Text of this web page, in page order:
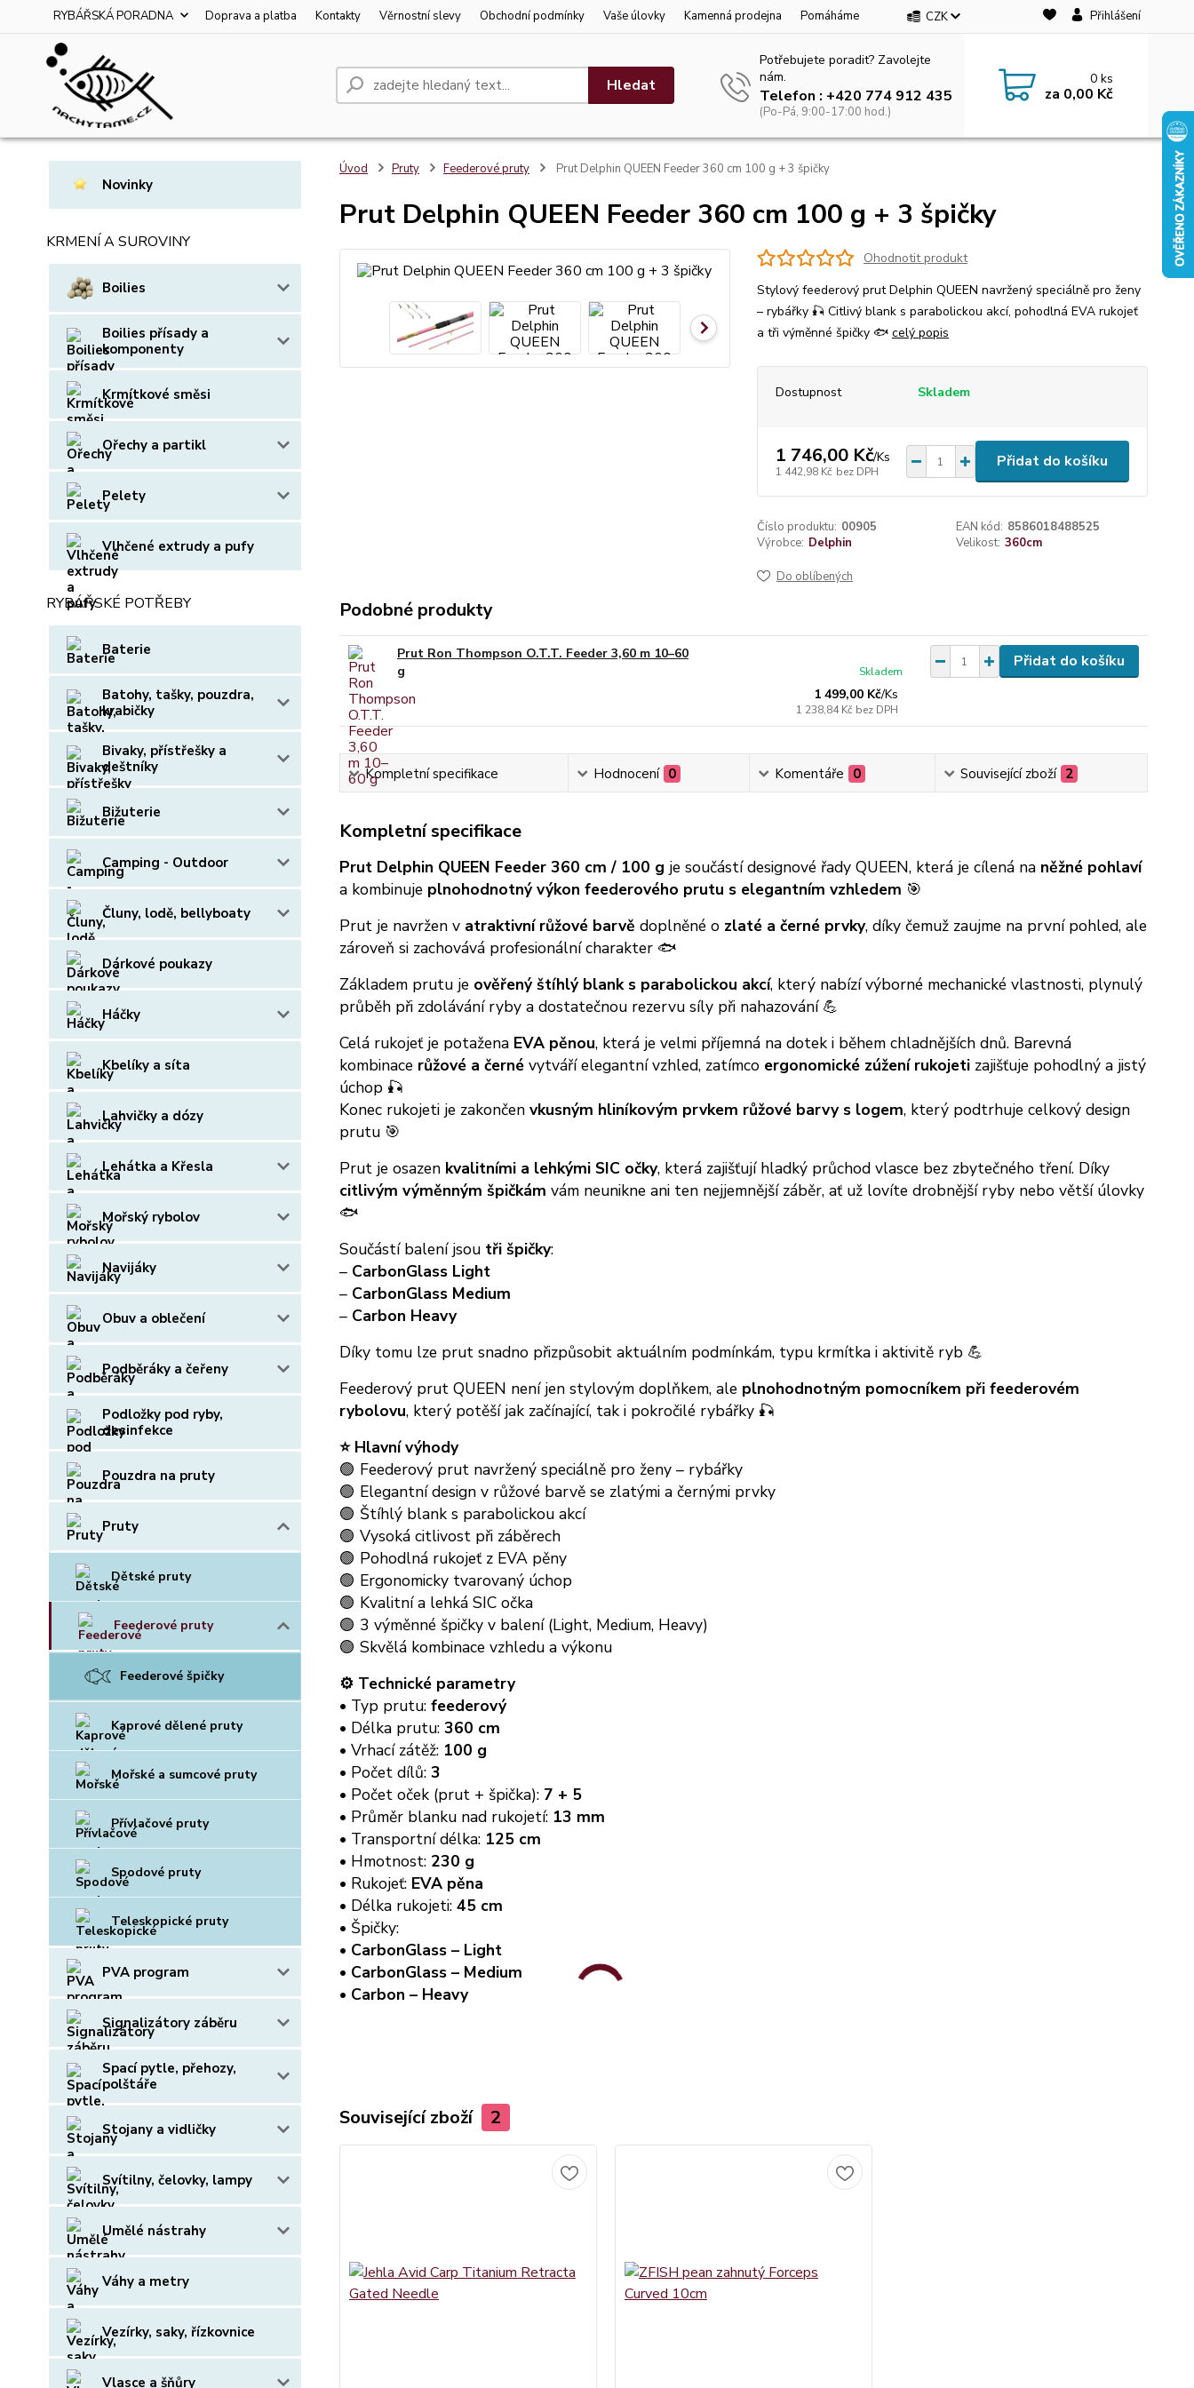
RYBÁŘSKÁ PORADNA Doprava a platba Kontakty Věrnostní slevy Obchodní podmínky Vaše úlovky Kamenná prodejna Pomáháme CZK Přihlášení
Hledat
Potřebujete poradit? Zavolejte
nám.
Telefon : +420 774 912 435
(Po-Pá, 9:00-17:00 hod.)
0ks
za 0,00 Kč
Novinky
KRMENÍ A SUROVINY
Boilies
Boilies přísady a
komponenty
Krmítkové směsi
Ořechy a partikl
Pelety
Vlhčené extrudy a pufy
RYBÁŘSKÉ POTŘEBY
Baterie
Batohy, tašky, pouzdra,
krabičky
Bivaky, přístřešky a
deštníky
Bižuterie
Camping - Outdoor
Čluny, lodě, bellyboaty
Dárkové poukazy
Háčky
Kbelíky a síta
Lahvičky a dózy
Lehátka a Křesla
Mořský rybolov
Navijáky
Obuv a oblečení
Podběráky a čeřeny
Podložky pod ryby,
desinfekce
Pouzdra na pruty
Pruty
Dětské pruty
Feederové pruty
Feederové špičky
Kaprové dělené pruty
Mořské a sumcové pruty
Přívlačové pruty
Spodové pruty
Teleskopické pruty
PVA program
Signalizátory záběru
Spací pytle, přehozy,
polštáře
Stojany a vidličky
Svítilny, čelovky, lampy
Umělé nástrahy
Váhy a metry
Vezírky, saky, řízkovnice
Vlasce a šňůry
Úvod Pruty Feederové pruty Prut Delphin QUEEN Feeder 360 cm 100 g + 3 špičky
Prut Delphin QUEEN Feeder 360 cm 100 g + 3 špičky
Ohodnotit produkt
Stylový feederový prut Delphin QUEEN navržený speciálně pro ženy
– rybářky 🎣 Citlivý blank s parabolickou akcí, pohodlná EVA rukojeť
a tři výměnné špičky 🐟 celý popis
Dostupnost Skladem
1 746,00 Kč/Ks
1 442,98 Kč bez DPH
Přidat do košíku
Číslo produktu: 00905 EAN kód: 8586018488525
Výrobce: Delphin Velikost: 360cm
Do oblíbených
Podobné produkty
Prut Ron Thompson O.T.T. Feeder 3,60 m 10–60
g
1 499,00 Kč/Ks
1 238,84 Kč bez DPH
Skladem
Přidat do košíku
Kompletní specifikace Hodnocení 0 Komentáře 0 Související zboží 2
Kompletní specifikace
Prut Delphin QUEEN Feeder 360 cm / 100 g je součástí designové řady QUEEN, která je cílená na něžné pohlaví
a kombinuje plnohodnotný výkon feederového prutu s elegantním vzhledem 🎯
Prut je navržen v atraktivní růžové barvě doplněné o zlaté a černé prvky, díky čemuž zaujme na první pohled, ale
zároveň si zachovává profesionální charakter 🐟
Základem prutu je ověřený štíhlý blank s parabolickou akcí, který nabízí výborné mechanické vlastnosti, plynulý
průběh při zdolávání ryby a dostatečnou rezervu síly při nahazování 💪
Celá rukojeť je potažena EVA pěnou, která je velmi příjemná na dotek i během chladnějších dnů. Barevná
kombinace růžové a černévytváří elegantní vzhled, zatímco ergonomické zúžení rukojetizajišťuje pohodlný a jistý
úchop 🎣
Konec rukojeti je zakončen vkusným hliníkovým prvkem růžové barvy s logem, který podtrhuje celkový design
prutu 🎯
Prut je osazen kvalitními a lehkými SIC očky, která zajišťují hladký průchod vlasce bez zbytečného tření. Díky
citlivým výměnným špičkám vám neunikne ani ten nejjemnější záběr, ať už lovíte drobnější ryby nebo větší úlovky
🐟
Součástí balení jsou tři špičky:
– CarbonGlass Light
– CarbonGlass Medium
– Carbon Heavy
Díky tomu lze prut snadno přizpůsobit aktuálním podmínkám, typu krmítka i aktivitě ryb 💪
Feederový prut QUEEN není jen stylovým doplňkem, ale plnohodnotným pomocníkem při feederovém
rybolovu, který potěší jak začínající, tak i pokročilé rybářky 🎣
⭐ Hlavní výhody
🟢 Feederový prut navržený speciálně pro ženy – rybářky
🟢 Elegantní design v růžové barvě se zlatými a černými prvky
🟢 Štíhlý blank s parabolickou akcí
🟢 Vysoká citlivost při záběrech
🟢 Pohodlná rukojeť z EVA pěny
🟢 Ergonomicky tvarovaný úchop
🟢 Kvalitní a lehká SIC očka
🟢 3 výměnné špičky v balení (Light, Medium, Heavy)
🟢 Skvělá kombinace vzhledu a výkonu
⚙️ Technické parametry
• Typ prutu: feederový
• Délka prutu: 360 cm
• Vrhací zátěž: 100 g
• Počet dílů: 3
• Počet oček (prut + špička): 7 + 5
• Průměr blanku nad rukojetí: 13 mm
• Transportní délka: 125 cm
• Hmotnost: 230 g
• Rukojeť: EVA pěna
• Délka rukojeti: 45 cm
• Špičky:
• CarbonGlass – Light
• CarbonGlass – Medium
• Carbon – Heavy
Související zboží 2